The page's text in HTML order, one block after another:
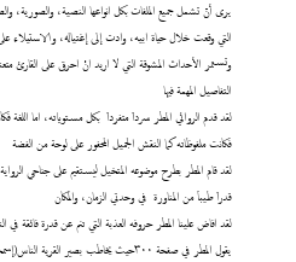
يرى أنّ تشمل جميع الملفات بكل انواعها النصية، والصورية،
التي وقعت خلال حياة ابيه، وادت إلى إغتياله، والاستيلاء
وتستمر الأحداث المشوقة التي لا اريد انْ احرق على القارئ
التفاصيل المهمة فيها
لقد قدم الروائي المطر سرداَ متفرداَ بكل مستوياته، اما اللغة
فكانت ملفوظاته كما النقش الجميل المحفور على لوحة من الفضة
لقد قام المطر بطرح موضوعه المتخيل ليستقيم على جناحي الرواية
قدراَ طيباَ من المناورة في وحدتي الزمان، والمكان
لقد افاض علينا المطر حروفه العذبة التي تنم عن قدرة فائقة في
يقول المطر في صفحة ٣٠٠حيث يخاطب بصير